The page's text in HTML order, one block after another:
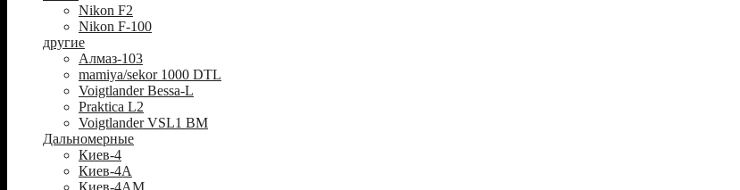
Nikon F2
Nikon F-100
другие
Алмаз-103
mamiya/sekor 1000 DTL
Voigtlander Bessa-L
Praktica L2
Voigtlander VSL1 BM
Дальномерные
Киев-4
Киев-4А
Киев-4АМ